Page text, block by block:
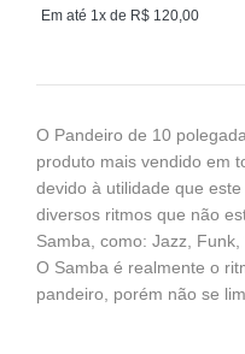
Em até 1x de R$ 120,00
O Pandeiro de 10
produto mais vendido em
devido à utilidade que
diversos ritmos que não
Samba, como: Jazz,
O Samba é realmente o
pandeiro, porém não se